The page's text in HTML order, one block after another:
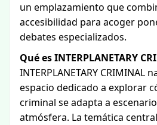
un emplazamiento que
accesibilidad para acoger
debates especializados.
Qué es INTERPLANETARY
INTERPLANETARY CRIMINAL
espacio dedicado a explorar
criminal se adapta a
atmósfera. La temática